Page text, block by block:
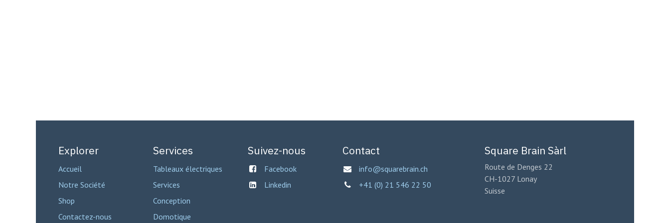
Explorer
Accueil
Notre Société
Shop
Contactez-nous
Services
Tableaux électriques
Services
Conception
Domotique
Suivez-nous
Facebook
Linkedin
Contact
info@squarebrain.ch
+41 (0) 21 546 22 50
Square Brain Sàrl
Route de Denges 22
CH-1027 Lonay
Suisse